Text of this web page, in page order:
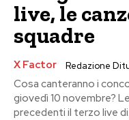
live, le
squadre
X Factor Redazione
Cosa canteranno i
giovedì 10 novembre?
precedenti il terzo live